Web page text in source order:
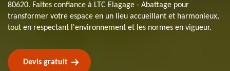
80620. Faites confiance à LTC Elagage - Abattage pour
transformer votre espace en un lieu accueillant et harmonieux,
tout en respectant l'environnement et les normes en vigueur.
Devis gratuit